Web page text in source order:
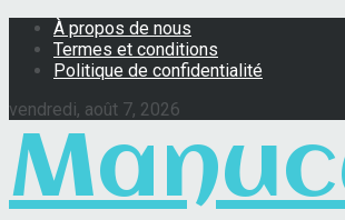
À propos de nous
Termes et conditions
Politique de confidentialité
vendredi, août 7, 2026